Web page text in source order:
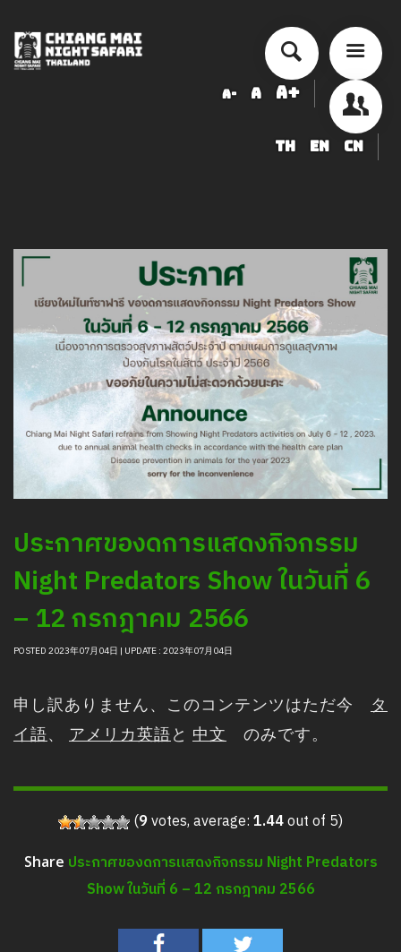
A- A A+
TH EN CN
ール
ข้อมูลสัตว์ในเชียงใหม่ไนท์ซาฟารี
求人募集のお知らせ
ประกาศของดการแสดงกิจกรรม
Night Predators Show ในวันที่ 6
– 12 กรกฎาคม 2566
POSTED 2023年07月04日 | UPDATE : 2023年07月04日
申し訳ありません、このコンテンツはただ今 タ
イ語、 アメリカ英語と 中文 のみです。
(9votes, average:1.44out of 5)
Share ประกาศของดการแสดงกิจกรรม Night Predators
Show ในวันที่ 6 – 12 กรกฎาคม 2566